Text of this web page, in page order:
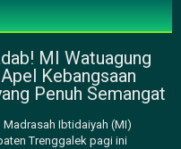
MI Watuagung
Kebangsaan
Penuh Semangat
Ibtidaiyah (MI)
Trenggalek pagi ini